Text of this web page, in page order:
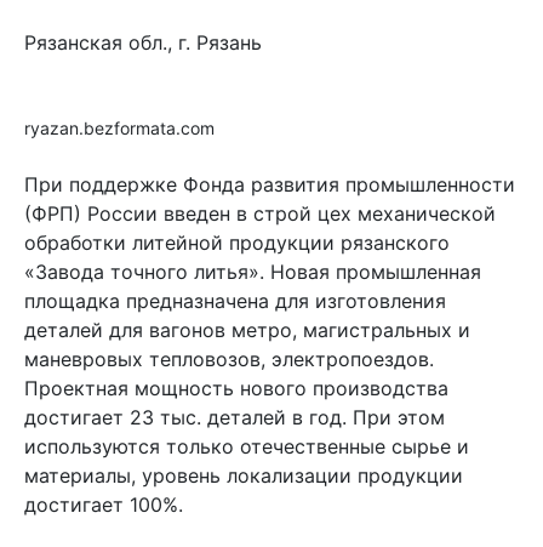
Рязанская обл., г. Рязань
ryazan.bezformata.com
При поддержке Фонда развития промышленности
(ФРП) России введен в строй цех механической
обработки литейной продукции рязанского
«Завода точного литья». Новая промышленная
площадка предназначена для изготовления
деталей для вагонов метро, магистральных и
маневровых тепловозов, электропоездов.
Проектная мощность нового производства
достигает 23 тыс. деталей в год. При этом
используются только отечественные сырье и
материалы, уровень локализации продукции
достигает 100%.